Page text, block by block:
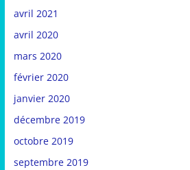
avril 2021
avril 2020
mars 2020
février 2020
janvier 2020
décembre 2019
octobre 2019
septembre 2019